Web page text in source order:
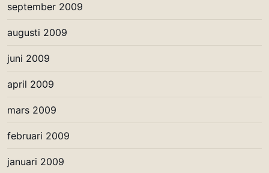
september 2009
augusti 2009
juni 2009
april 2009
mars 2009
februari 2009
januari 2009